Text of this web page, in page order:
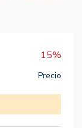
15%
Precio